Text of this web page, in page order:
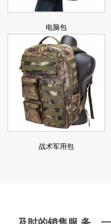
电脑包
战术军用包